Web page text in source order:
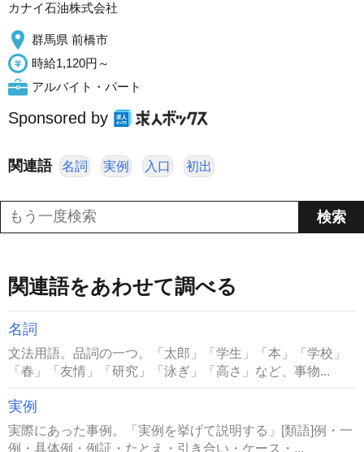
カナイ石油株式会社
群馬県 前橋市
時給1,120円～
アルバイト・パート
Sponsored by
関連語 名詞 実例 入口 初出
関連語をあわせて調べる
名詞
文法用語。品詞の一つ。「太郎」「学生」「本」「学校」
「春」「友情」「研究」「泳ぎ」「高さ」など、事物...
実例
実際にあった事例。「実例を挙げて説明する」[類語]例・一
例・具体例・例証・たとえ・引き合い・ケース・...